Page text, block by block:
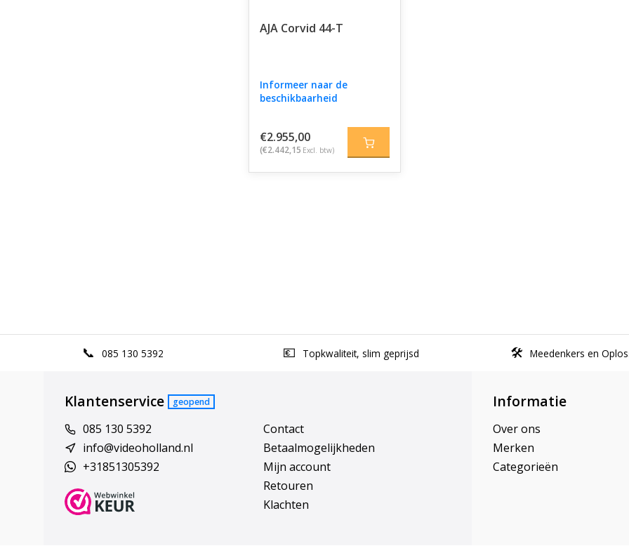
AJA Corvid 44-T
Informeer naar de
beschikbaarheid
€2.955,00
(€2.442,15 Excl. btw)
085 130 5392 Topkwaliteit, slim geprijsd Meedenkers en
Klantenservice geopend
085 130 5392
info@videoholland.nl
+31851305392
Contact
Betaalmogelijkheden
Mijn account
Retouren
Klachten
Informatie
Over ons
Merken
Categorieën